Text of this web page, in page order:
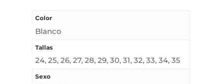
Color
Blanco
Tallas
24, 25, 26, 27, 28, 29, 30, 31, 32, 33, 34, 35
Sexo